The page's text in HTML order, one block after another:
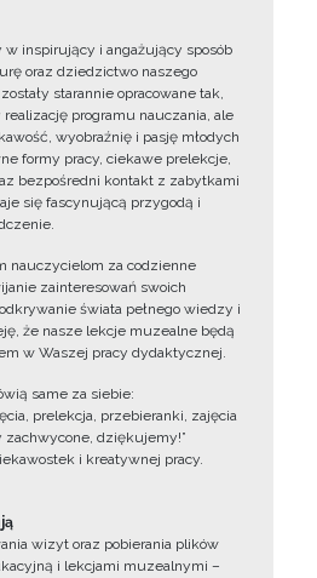
w inspirujący i angażujący sposób
oraz dziedzictwo naszego
starannie opracowane tak,
programu nauczania, ale
wyobraźnię i pasję młodych
formy pracy, ciekawe prelekcje,
bezpośredni kontakt z zabytkami
się fascynującą przygodą i
nauczycielom za codzienne
zainteresowań swoich
świata pełnego wiedzy i
że nasze lekcje muzealne będą
w Waszej pracy dydaktycznej.
same za siebie:
prelekcja, przebieranki, zajęcia
zachwycone, dziękujemy!”
i kreatywnej pracy.
wizyt oraz pobierania plików
i lekcjami muzealnymi –